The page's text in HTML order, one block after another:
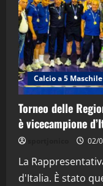
3
4
Calcio a 5 Maschile
Torneo delle
è vicecampione
02/
La
d'Italia. È stato